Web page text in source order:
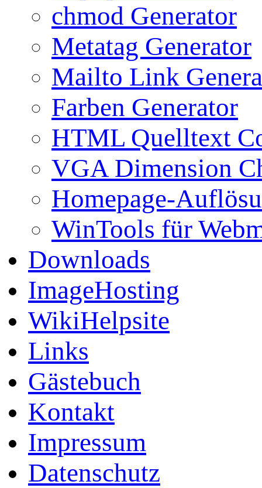
chmod Generator
Metatag Generator
Mailto Link
Farben Generator
HTML Quelltext
VGA Dimension
Homepage-
WinTools für
Downloads
ImageHosting
WikiHelpsite
Links
Gästebuch
Kontakt
Impressum
Datenschutz